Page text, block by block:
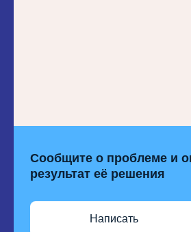
Сообщите о проблеме и
результат её решения
Написать